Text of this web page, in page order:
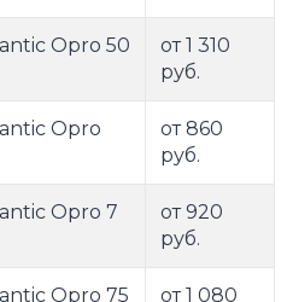
Opro 50
от 1 310
руб.
Opro
от 860
руб.
Opro 7
от 920
руб.
Opro 75
от 1 080